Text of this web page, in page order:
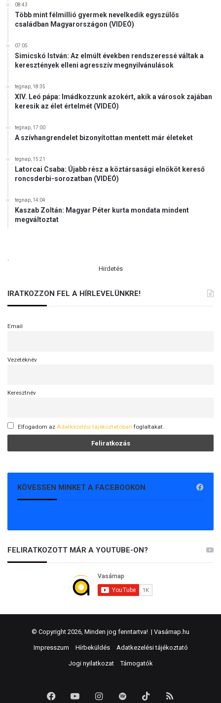
08:43
Több mint félmillió gyermek nevelkedik egyszülős
családban Magyarországon (VIDEÓ)
07:05
Simicskó István: Az elmúlt években rendszeressé váltak a
keresztények elleni agresszív megnyilvánulások
tegnap, 18:35
XIV. Leó pápa: Imádkozzunk azokért, akik a városok zajában
keresik az élet értelmét (VIDEÓ)
tegnap, 17:00
A szívhangrendelet bizonyítottan mentett már életeket
tegnap, 15:21
Latorcai Csaba: Újabb rész a köztársasági elnököt kereső
roncsderbi-sorozatban (VIDEÓ)
tegnap, 14:04
Kaszab Zoltán: Magyar Péter kurta mondata mindent
megváltoztat
.
Hirdetés
IRATKOZZON FEL A HÍRLEVELÜNKRE!
Email
Vezetéknév
Keresztnév
Elfogadom az Adatkezelési tájékoztatóban foglaltakat.
KÖVESSEN MINKET A FACEBOOKON
FELIRATKOZOTT MÁR A YOUTUBE-ON?
© Copyright 2026, Minden jog fenntartva! | Vasárnap.hu
Impresszum Hírbeküldés Adatkezelési tájékoztató
Jogi nyilatkozat Támogatók
FacebookYouTubeInstagram
Spotify TikTok